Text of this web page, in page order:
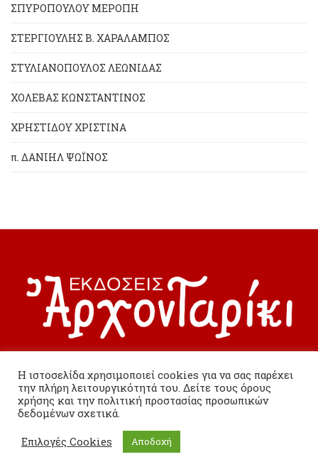
ΣΠΥΡΟΠΟΥΛΟΥ ΜΕΡΟΠΗ
ΣΤΕΡΓΙΟΥΛΗΣ Β. ΧΑΡΑΛΑΜΠΟΣ
ΣΤΥΛΙΑΝΟΠΟΥΛΟΣ ΛΕΩΝΙΔΑΣ
ΧΟΛΕΒΑΣ ΚΩΝΣΤΑΝΤΙΝΟΣ
ΧΡΗΣΤΙΔΟΥ ΧΡΙΣΤΙΝΑ
π. ΔΑΝΙΗΛ ΨΩΪΝΟΣ
(Στις τιμές συμπεριλαμβάνεται ΦΠΑ 6%)
Όροι χρήσης
Τρόποι πληρωμής
Η ιστοσελίδα χρησιμοποιεί cookies για να σας παρέχει
την πλήρη λειτουργικότητά του. Δείτε τους όρους
χρήσης και την πολιτική προστασίας προσωπικών
δεδομένων σχετικά.
Επιλογές Cookies Αποδοχή